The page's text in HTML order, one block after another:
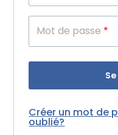
Mot de passe *
Créer un mot de
oublié?